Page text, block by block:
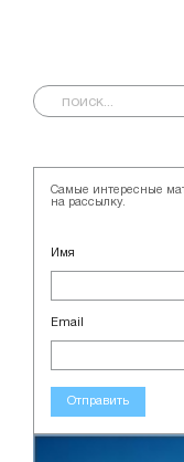
Самые интересные
на рассылку.
Имя
Email
Отправить